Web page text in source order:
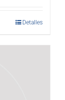
Detalles